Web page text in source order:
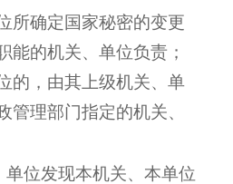
所确定国家秘密的变更
能的机关、单位负责；
的，由其上级机关、单
管理部门指定的机关、
位发现本机关、本单位